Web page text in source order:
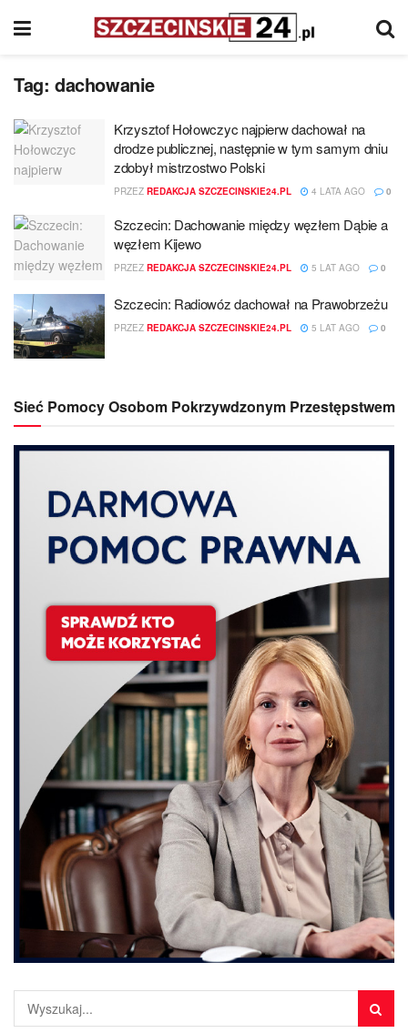
Tag: dachowanie
Krzysztof Hołowczyc najpierw dachował na
drodze publicznej, następnie w tym samym dniu
zdobył mistrzostwo Polski
PRZEZ REDAKCJA SZCZECINSKIE24.PL 4 LATA AGO 0
Szczecin: Dachowanie między węzłem Dąbie a
węzłem Kijewo
PRZEZ REDAKCJA SZCZECINSKIE24.PL 5 LAT AGO 0
Szczecin: Radiowóz dachował na Prawobrzeżu
PRZEZ REDAKCJA SZCZECINSKIE24.PL 5 LAT AGO 0
Sieć Pomocy Osobom Pokrzywdzonym Przestępstwem